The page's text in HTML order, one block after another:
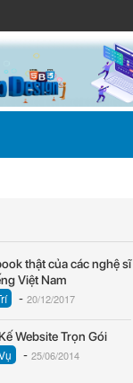
thật của các nghệ sĩ
Việt Nam
- 20/12/2017
Website Trọn Gói
- 25/06/2014